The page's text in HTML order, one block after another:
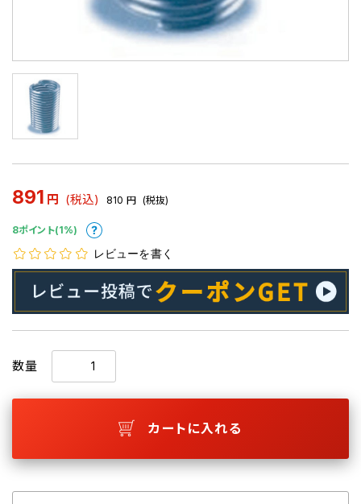
891 円 (税込) 810 円 (税抜)
8ポイント(1%)
レビューを書く
数量
カートに入れる